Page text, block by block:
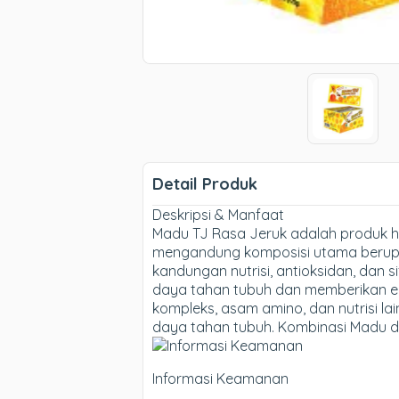
Detail Produk
Deskripsi & Manfaat
Madu TJ Rasa Jeruk adalah produk
mengandung komposisi utama
kandungan nutrisi, antioksidan, dan
daya tahan tubuh dan memberikan
kompleks, asam amino, dan nutrisi
daya tahan tubuh. Kombinasi Madu
Informasi Keamanan